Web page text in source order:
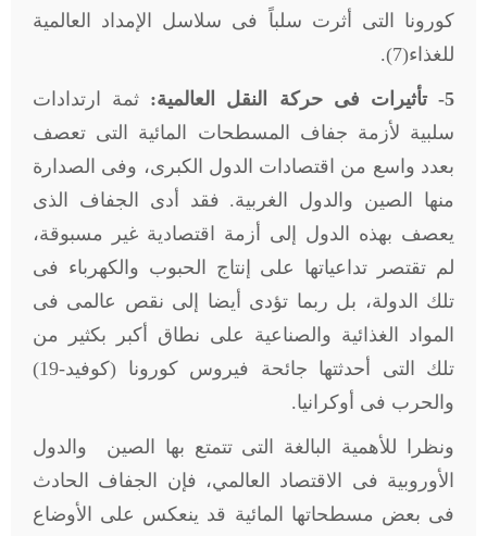
كورونا التى أثرت سلباً فى سلاسل الإمداد العالمية
للغذاء(7).
5- تأثيرات فى حركة النقل العالمية:
ثمة ارتدادات
سلبية لأزمة جفاف المسطحات المائية التى تعصف
بعدد واسع من اقتصادات الدول الكبرى، وفى الصدارة
منها الصين والدول الغربية. فقد أدى الجفاف الذى
يعصف بهذه الدول إلى أزمة اقتصادية غير مسبوقة،
لم تقتصر تداعياتها على إنتاج الحبوب والكهرباء فى
تلك الدولة، بل ربما تؤدى أيضا إلى نقص عالمى فى
المواد الغذائية والصناعية على نطاق أكبر بكثير من
تلك التى أحدثتها جائحة فيروس كورونا (كوفيد-19)
والحرب فى أوكرانيا.
ونظرا للأهمية البالغة التى تتمتع بها الصين والدول
الأوروبية فى الاقتصاد العالمي، فإن الجفاف الحادث
فى بعض مسطحاتها المائية قد ينعكس على الأوضاع